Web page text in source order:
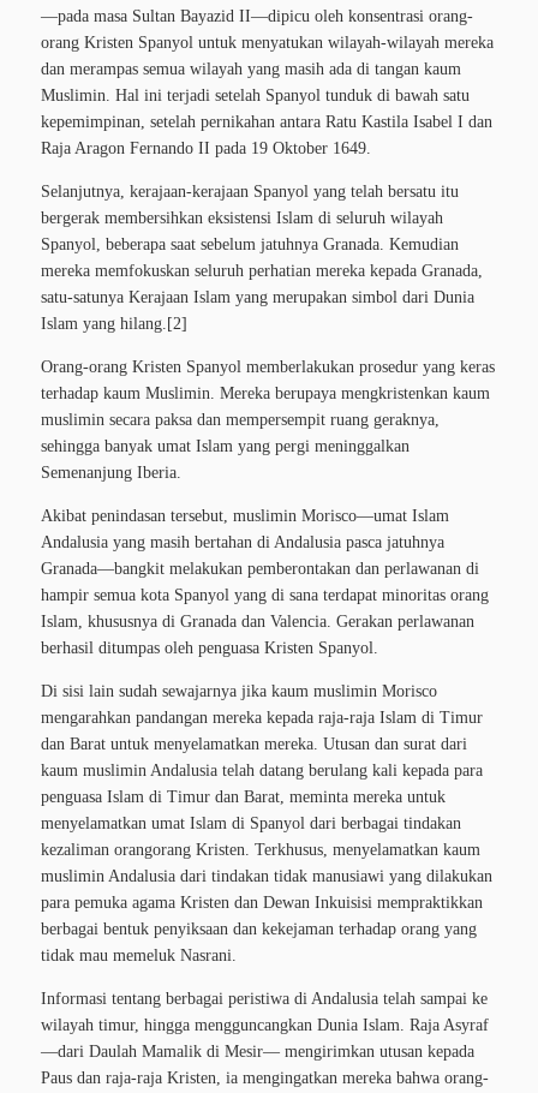
—pada masa Sultan Bayazid II—dipicu oleh konsentrasi orang-
orang Kristen Spanyol untuk menyatukan wilayah-wilayah mereka
dan merampas semua wilayah yang masih ada di tangan kaum
Muslimin. Hal ini terjadi setelah Spanyol tunduk di bawah satu
kepemimpinan, setelah pernikahan antara Ratu Kastila Isabel I dan
Raja Aragon Fernando II pada 19 Oktober 1649.
Selanjutnya, kerajaan-kerajaan Spanyol yang telah bersatu itu
bergerak membersihkan eksistensi Islam di seluruh wilayah
Spanyol, beberapa saat sebelum jatuhnya Granada. Kemudian
mereka memfokuskan seluruh perhatian mereka kepada Granada,
satu-satunya Kerajaan Islam yang merupakan simbol dari Dunia
Islam yang hilang.[2]
Orang-orang Kristen Spanyol memberlakukan prosedur yang keras
terhadap kaum Muslimin. Mereka berupaya mengkristenkan kaum
muslimin secara paksa dan mempersempit ruang geraknya,
sehingga banyak umat Islam yang pergi meninggalkan
Semenanjung Iberia.
Akibat penindasan tersebut, muslimin Morisco—umat Islam
Andalusia yang masih bertahan di Andalusia pasca jatuhnya
Granada—bangkit melakukan pemberontakan dan perlawanan di
hampir semua kota Spanyol yang di sana terdapat minoritas orang
Islam, khususnya di Granada dan Valencia. Gerakan perlawanan
berhasil ditumpas oleh penguasa Kristen Spanyol.
Di sisi lain sudah sewajarnya jika kaum muslimin Morisco
mengarahkan pandangan mereka kepada raja-raja Islam di Timur
dan Barat untuk menyelamatkan mereka. Utusan dan surat dari
kaum muslimin Andalusia telah datang berulang kali kepada para
penguasa Islam di Timur dan Barat, meminta mereka untuk
menyelamatkan umat Islam di Spanyol dari berbagai tindakan
kezaliman orangorang Kristen. Terkhusus, menyelamatkan kaum
muslimin Andalusia dari tindakan tidak manusiawi yang dilakukan
para pemuka agama Kristen dan Dewan Inkuisisi mempraktikkan
berbagai bentuk penyiksaan dan kekejaman terhadap orang yang
tidak mau memeluk Nasrani.
Informasi tentang berbagai peristiwa di Andalusia telah sampai ke
wilayah timur, hingga mengguncangkan Dunia Islam. Raja Asyraf
—dari Daulah Mamalik di Mesir— mengirimkan utusan kepada
Paus dan raja-raja Kristen, ia mengingatkan mereka bahwa orang-